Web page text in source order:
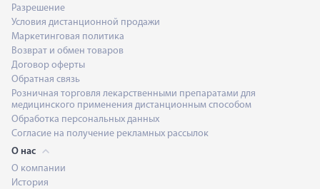
Разрешение
Условия дистанционной продажи
Маркетинговая политика
Возврат и обмен товаров
Договор оферты
Обратная связь
Розничная торговля лекарственными препаратами для
медицинского применения дистанционным способом
Обработка персональных данных
Согласие на получение рекламных рассылок
О нас
О компании
История